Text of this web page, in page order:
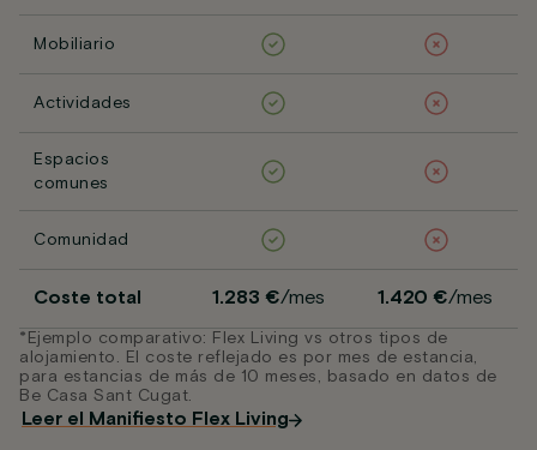
Mobiliario
Actividades
Espacios
comunes
Comunidad
Coste total 1.283 €/mes 1.420 €/mes
*Ejemplo comparativo: Flex Living vs otros tipos de
alojamiento. El coste reflejado es por mes de estancia,
para estancias de más de 10 meses, basado en datos de
Be Casa Sant Cugat.
Leer el Manifiesto Flex Living